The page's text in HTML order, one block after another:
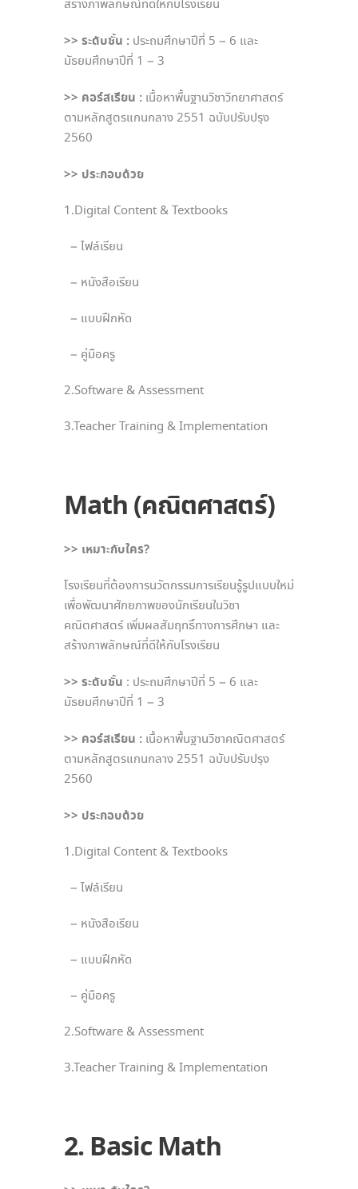
สร้างภาพลักษณ์ที่ดีให้กับโรงเรียน
>> ระดับชั้น : ประถมศึกษาปีที่ 5 – 6 และ
มัธยมศึกษาปีที่ 1 – 3
>> คอร์สเรียน : เนื้อหาพื้นฐานวิชาวิทยาศาสตร์
ตามหลักสูตรแกนกลาง 2551 ฉบับปรับปรุง
2560
>> ประกอบด้วย
1.Digital Content & Textbooks
– ไฟล์เรียน
– หนังสือเรียน
– แบบฝึกหัด
– คู่มือครู
2.Software & Assessment
3.Teacher Training & Implementation
Math(คณิตศาสตร์)
>> เหมาะกับใคร?
โรงเรียนที่ต้องการนวัตกรรมการเรียนรู้รูปแบบใหม่
เพื่อพัฒนาศักยภาพของนักเรียนในวิชา
คณิตศาสตร์ เพิ่มผลสัมฤทธิ์ทางการศึกษา และ
สร้างภาพลักษณ์ที่ดีให้กับโรงเรียน
>> ระดับชั้น : ประถมศึกษาปีที่ 5 – 6 และ
มัธยมศึกษาปีที่ 1 – 3
>> คอร์สเรียน : เนื้อหาพื้นฐานวิชาคณิตศาสตร์
ตามหลักสูตรแกนกลาง 2551 ฉบับปรับปรุง
2560
>> ประกอบด้วย
1.Digital Content & Textbooks
– ไฟล์เรียน
– หนังสือเรียน
– แบบฝึกหัด
– คู่มือครู
2.Software & Assessment
3.Teacher Training & Implementation
2. Basic Math